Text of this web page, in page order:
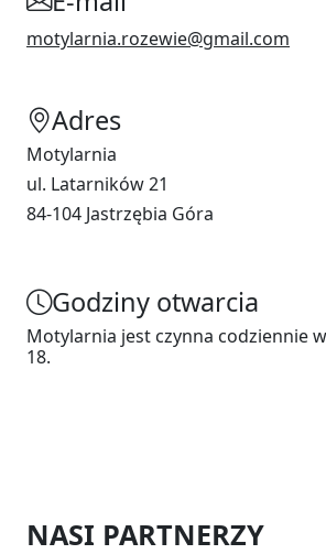
motylarnia.rozewie@gmail.com
Adres
Motylarnia
ul. Latarników 21
84-104 Jastrzębia Góra
Godziny otwarcia
Motylarnia jest czynna codziennie
18.
NASI PARTNERZY